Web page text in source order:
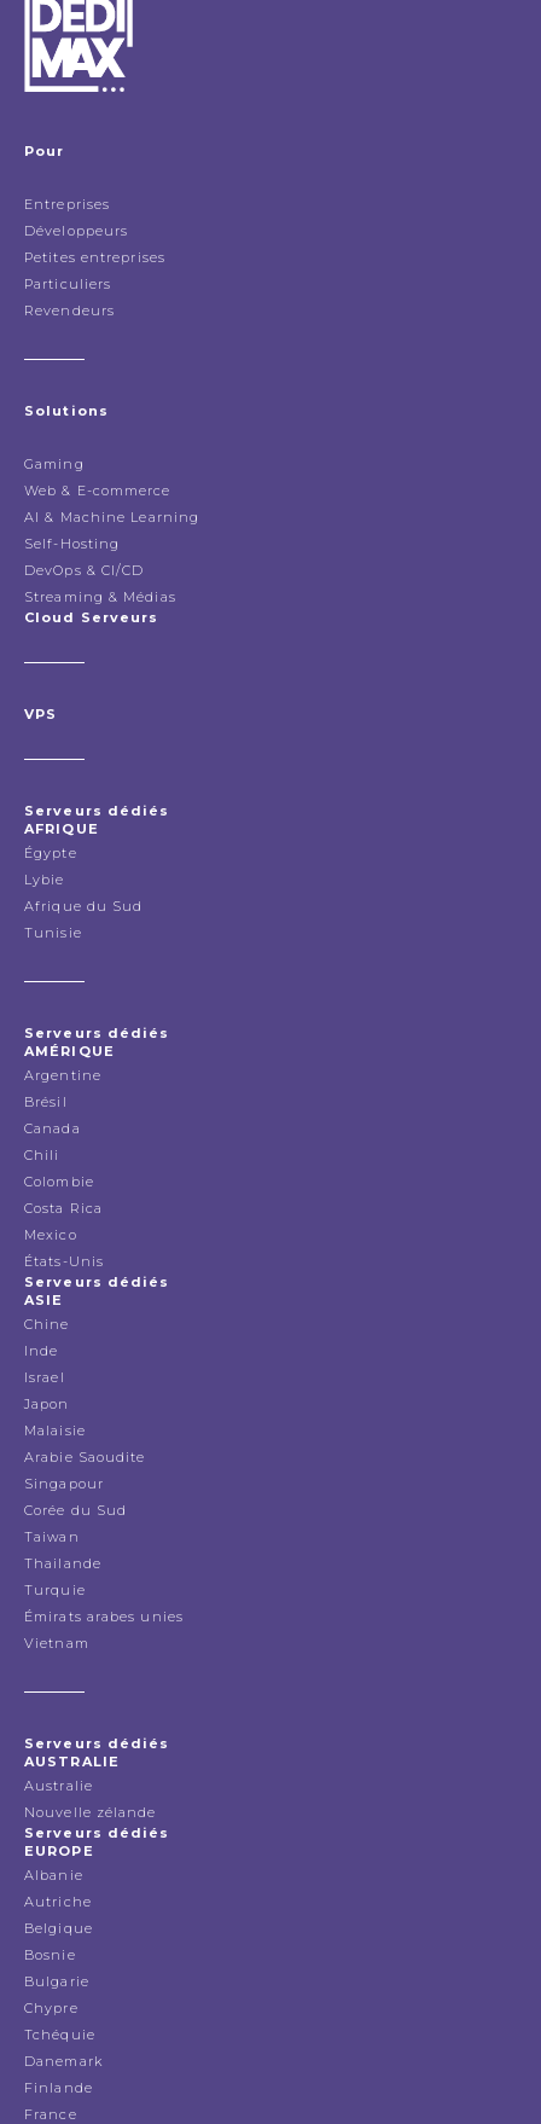
Pour
Entreprises
Développeurs
Petites entreprises
Particuliers
Revendeurs
Solutions
Gaming
Web & E-commerce
AI & Machine Learning
Self-Hosting
DevOps & CI/CD
Streaming & Médias
Cloud Serveurs
VPS
Serveurs dédiés
AFRIQUE
Égypte
Lybie
Afrique du Sud
Tunisie
Serveurs dédiés
AMÉRIQUE
Argentine
Brésil
Canada
Chili
Colombie
Costa Rica
Mexico
États-Unis
Serveurs dédiés
ASIE
Chine
Inde
Israel
Japon
Malaisie
Arabie Saoudite
Singapour
Corée du Sud
Taiwan
Thailande
Turquie
Émirats arabes unies
Vietnam
Serveurs dédiés
AUSTRALIE
Australie
Nouvelle zélande
Serveurs dédiés
EUROPE
Albanie
Autriche
Belgique
Bosnie
Bulgarie
Chypre
Tchéquie
Danemark
Finlande
France